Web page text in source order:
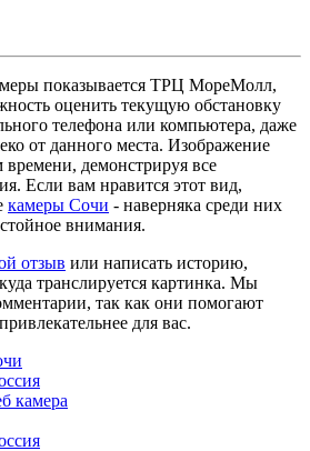
показывается ТРЦ МореМолл,
оценить текущую обстановку
телефона или компьютера, даже
от данного места. Изображение
времени, демонстрируя все
Если вам нравится этот вид,
камеры Сочи - наверняка среди них
внимания.
отзыв или написать историю,
транслируется картинка. Мы
так как они помогают
для вас.